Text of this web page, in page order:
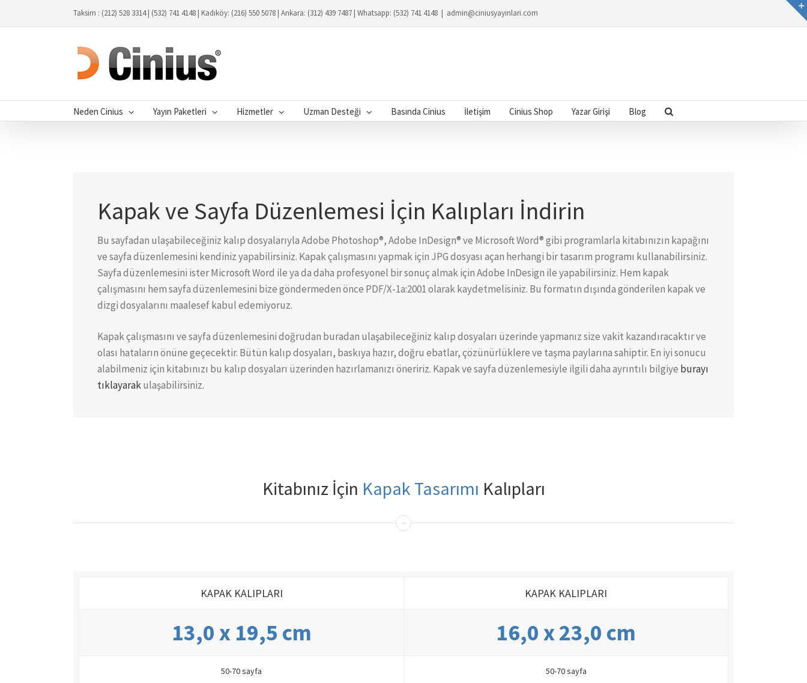
Taksim : (212) 528 3314 | (532) 741 4148 | Kadıköy: (216) 550 5078 | Ankara: (312) 439 7487 | Whatsapp: (532) 741 4148 | admin@ciniusyayinlari.com
Neden Cinius Yayın Paketleri Hizmetler Uzman Desteği Basında Cinius İletişim Cinius Shop Yazar Girişi Blog
Kapak ve Sayfa Düzenlemesi İçin Kalıpları İndirin
Bu sayfadan ulaşabileceğiniz kalıp dosyalarıyla Adobe Photoshop®, Adobe InDesign® ve Microsoft Word® gibi programlarla kitabınızın kapağını
ve sayfa düzenlemesini kendiniz yapabilirsiniz. Kapak çalışmasını yapmak için JPG dosyası açan herhangi bir tasarım programı kullanabilirsiniz.
Sayfa düzenlemesini ister Microsoft Word ile ya da daha profesyonel bir sonuç almak için Adobe InDesign ile yapabilirsiniz. Hem kapak
çalışmasını hem sayfa düzenlemesini bize göndermeden önce PDF/X-1a:2001 olarak kaydetmelisiniz. Bu formatın dışında gönderilen kapak ve
dizgi dosyalarını maalesef kabul edemiyoruz.
Kapak çalışmasını ve sayfa düzenlemesini doğrudan buradan ulaşabileceğiniz kalıp dosyaları üzerinde yapmanız size vakit kazandıracaktır ve
olası hataların önüne geçecektir. Bütün kalıp dosyaları, baskıya hazır, doğru ebatlar, çözünürlüklere ve taşma paylarına sahiptir. En iyi sonucu
alabilmeniz için kitabınızı bu kalıp dosyaları üzerinden hazırlamanızı öneririz. Kapak ve sayfa düzenlemesiyle ilgili daha ayrıntılı bilgiye burayı
tıklayarakulaşabilirsiniz.
Kitabınız İçin Kapak Tasarımı Kalıpları
KAPAK KALIPLARI
13,0 x 19,5 cm
50-70 sayfa
KAPAK KALIPLARI
16,0 x 23,0 cm
50-70 sayfa